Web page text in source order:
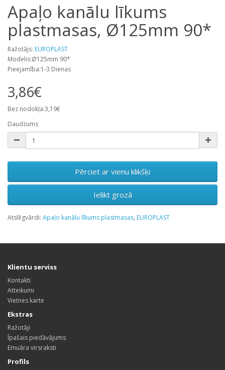
Apaļo kanālu līkums
plastmasas, Ø125mm 90*
Ražotājs: EUROPLAST
Modelis:Ø125mm 90*
Pieejamība:1-3 Dienas
3,86€
Bez nodokļa:3,19€
Daudzums
Pērciet ar vienu klikšķi
Ielikt grozā
Atslēgvārdi: Apaļo kanālu līkums plastmasas, EUROPLAST
Klientu serviss
Kontakti
Atteikumi
Vietnes karte
Ekstras
Ražotāji
Īpašais piedāvājums
Emuāra virsraksti
Profils